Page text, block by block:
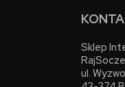
Sklep
ul.